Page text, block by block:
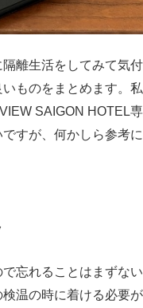
離生活をしてみて気
ものをまとめます。
SAIGON HOTEL
ですが、何かしら参考
忘れることはまずない
温の時に着ける必要が